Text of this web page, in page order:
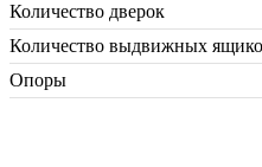
Количество дверок
Количество выдвижных
Опоры